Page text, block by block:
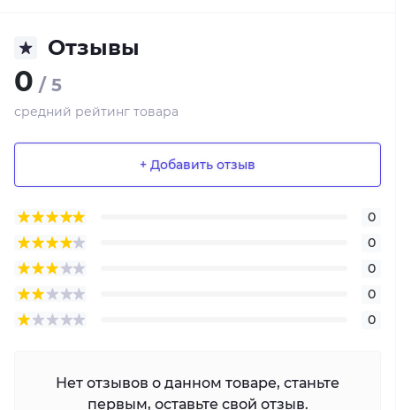
Отзывы
0 / 5
средний рейтинг товара
+ Добавить отзыв
0
0
0
0
0
Нет отзывов о данном товаре, станьте
первым, оставьте свой отзыв.